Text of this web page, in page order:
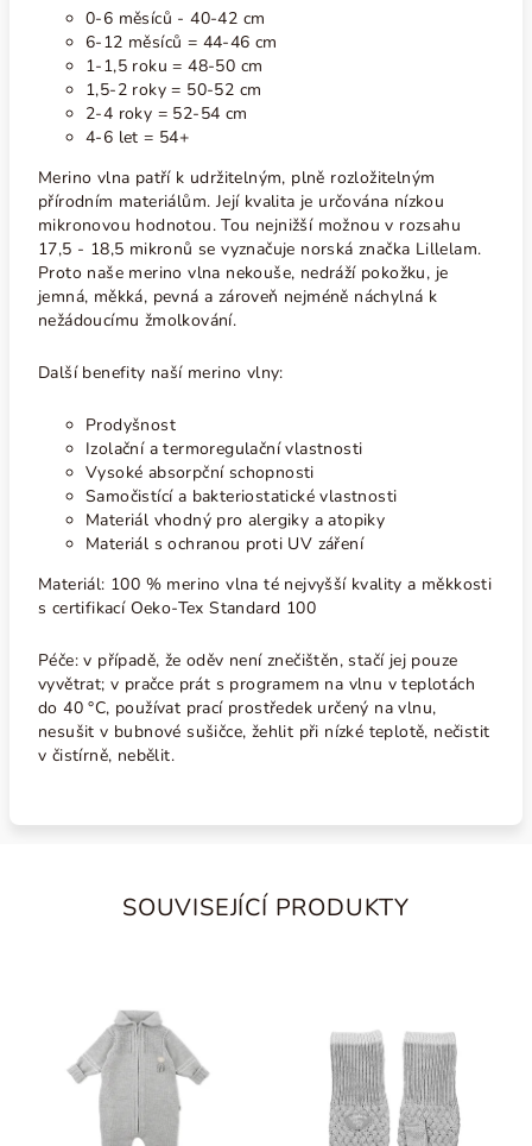
0-6 měsíců - 40-42 cm
6-12 měsíců = 44-46 cm
1-1,5 roku = 48-50 cm
1,5-2 roky = 50-52 cm
2-4 roky = 52-54 cm
4-6 let = 54+
Merino vlna patří k udržitelným, plně rozložitelným
přírodním materiálům. Její kvalita je určována nízkou
mikronovou hodnotou. Tou nejnižší možnou v rozsahu
17,5 - 18,5 mikronů se vyznačuje norská značka Lillelam.
Proto naše merino vlna nekouše, nedráží pokožku, je
jemná, měkká, pevná a zároveň nejméně náchylná k
nežádoucímu žmolkování.
Další benefity naší merino vlny:
Prodyšnost
Izolační a termoregulační vlastnosti
Vysoké absorpční schopnosti
Samočistící a bakteriostatické vlastnosti
Materiál vhodný pro alergiky a atopiky
Materiál s ochranou proti UV záření
Materiál: 100 % merino vlna té nejvyšší kvality a měkkosti
s certifikací Oeko-Tex Standard 100
Péče: v případě, že oděv není znečištěn, stačí jej pouze
vyvětrat; v pračce prát s programem na vlnu v teplotách
do 40°C, používat prací prostředek určený na vlnu,
nesušit v bubnové sušičce, žehlit při nízké teplotě, nečistit
v čistírně, nebělit.
SOUVISEJÍCÍ PRODUKTY